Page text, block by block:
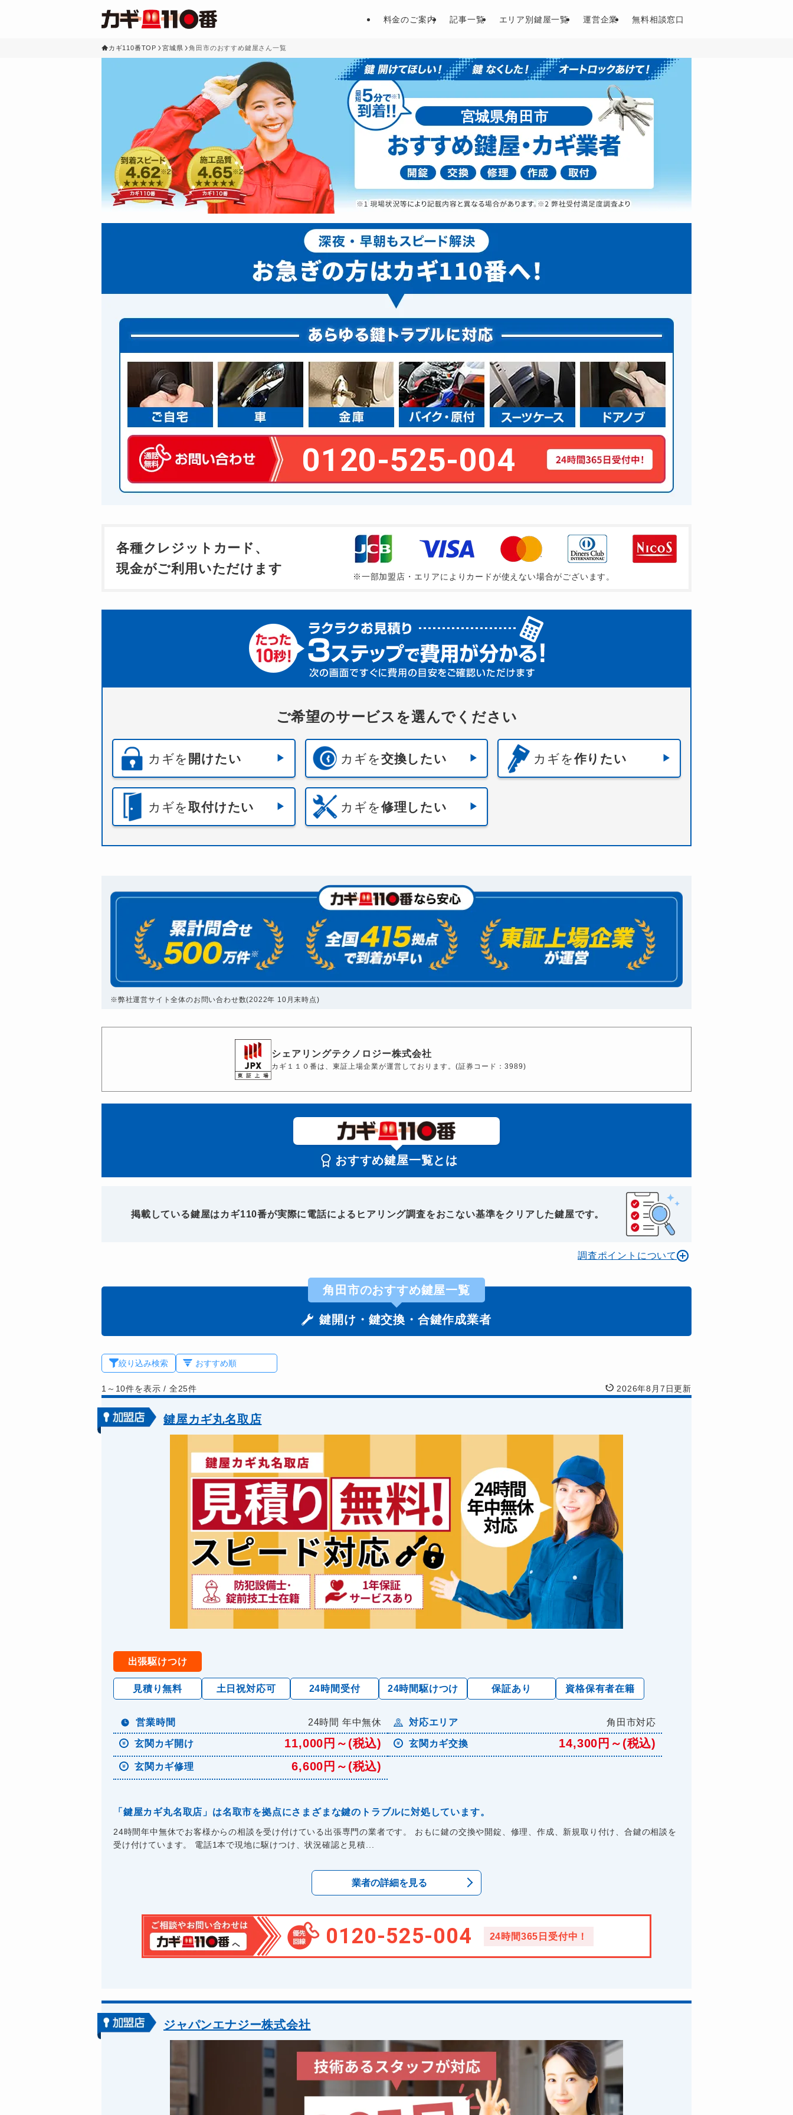
料金のご案内 記事一覧 エリア別鍵屋一覧 運営企業 無料相談窓口
カギ110番TOP 宮城県 角田市のおすすめ鍵屋さん一覧
宮城県角田市
0120-525-004
各種クレジットカード、
現金がご利用いただけます
※一部加盟店・エリアによりカードが使えない場合がございます。
ご希望のサービスを選んでください
カギを 開けたい カギを交換したい カギを作りたい
カギを取付けたい カギを修理したい
※弊社運営サイト全体のお問い合わせ数(2022年 10月末時点)
シェアリングテクノロジー株式会社
カギ１１０番は、東証上場企業が運営しております。(証券コード：3989)
おすすめ鍵屋一覧とは
掲載している鍵屋はカギ110番が実際に電話によるヒアリング調査をおこない基準をクリアした鍵屋です。
調査ポイントについて
角田市のおすすめ鍵屋一覧
鍵開け・鍵交換・合鍵作成業者
絞り込み検索
1～10件を表示/ 全25件 2026年8月7日更新
鍵屋カギ丸名取店
出張駆けつけ
見積り無料 土日祝対応可 24時間受付 24時間駆けつけ 保証あり 資格保有者在籍
営業時間 24時間 年中無休 対応エリア 角田市対応
玄関カギ開け 11,000円～(税込) 玄関カギ交換 14,300円～(税込)
玄関カギ修理 6,600円～(税込)
「鍵屋カギ丸名取店」は名取市を拠点にさまざまな鍵のトラブルに対処しています。
24時間年中無休でお客様からの相談を受け付けている出張専門の業者です。 おもに鍵の交換や開錠、修理、作成、新規取り付け、合鍵の相談を
受け付けています。 電話1本で現地に駆けつけ、状況確認と見積...
業者の詳細を見る
0120-525-004 24時間365日受付中！
ジャパンエナジー株式会社